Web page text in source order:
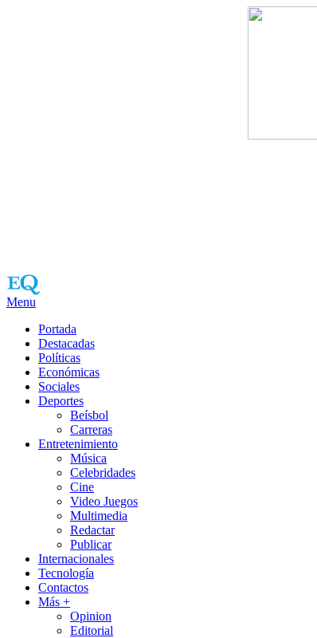
Menu
Portada
Destacadas
Políticas
Económicas
Sociales
Deportes
Beísbol
Carreras
Entretenimiento
Música
Celebridades
Cine
Video Juegos
Multimedia
Redactar
Publicar
Internacionales
Tecnología
Contactos
Más +
Opinion
Editorial